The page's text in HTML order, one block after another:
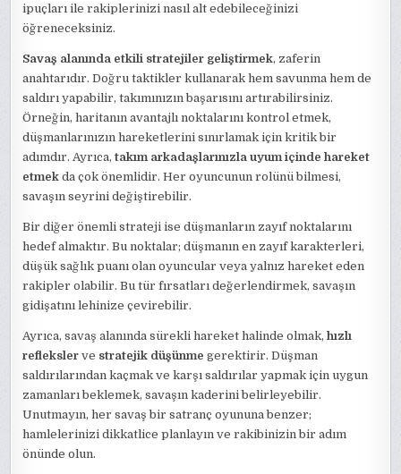
ipuçları ile rakiplerinizi nasıl alt edebileceğinizi
öğreneceksiniz.
Savaş alanında etkili stratejiler geliştirmek, zaferin
anahtarıdır. Doğru taktikler kullanarak hem savunma hem de
saldırı yapabilir, takımınızın başarısını artırabilirsiniz.
Örneğin, haritanın avantajlı noktalarını kontrol etmek,
düşmanlarınızın hareketlerini sınırlamak için kritik bir
adımdır. Ayrıca,takım arkadaşlarınızla uyum içinde hareket
etmek da çok önemlidir. Her oyuncunun rolünü bilmesi,
savaşın seyrini değiştirebilir.
Bir diğer önemli strateji ise düşmanların zayıf noktalarını
hedef almaktır. Bu noktalar; düşmanın en zayıf karakterleri,
düşük sağlık puanı olan oyuncular veya yalnız hareket eden
rakipler olabilir. Bu tür fırsatları değerlendirmek, savaşın
gidişatını lehinize çevirebilir.
Ayrıca, savaş alanında sürekli hareket halinde olmak,hızlı
refleksler ve stratejik düşünme gerektirir. Düşman
saldırılarından kaçmak ve karşı saldırılar yapmak için uygun
zamanları beklemek, savaşın kaderini belirleyebilir.
Unutmayın, her savaş bir satranç oyununa benzer;
hamlelerinizi dikkatlice planlayın ve rakibinizin bir adım
önünde olun.